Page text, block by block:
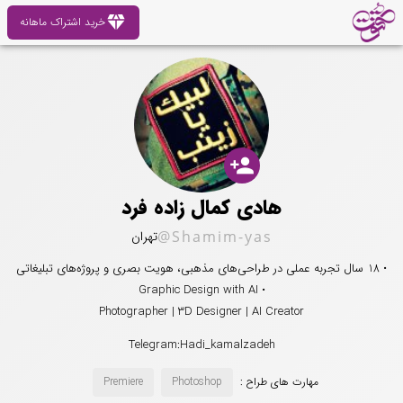
diamondخرید اشتراک ماهانه
person_add
هادی کمال زاده فرد
@Shamim-yasتهران
• 18 سال تجربه عملی در طراحی‌های مذهبی، هویت بصری و پروژه‌های تبلیغاتی
• Graphic Design with AI
Photographer | 3D Designer | AI Creator
Telegram:Hadi_kamalzadeh
مهارت های طراح : Photoshop
Premiere